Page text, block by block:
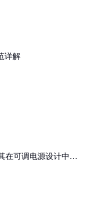
详解
在可调电源设计中的